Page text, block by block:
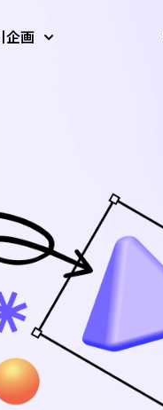
バー
ールを見る
ルを見る
ルを見る
企画